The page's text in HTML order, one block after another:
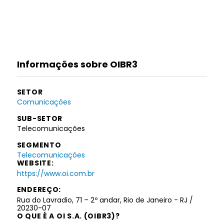
Informações sobre OIBR3
SETOR
Comunicações
SUB-SETOR
Telecomunicações
SEGMENTO
Telecomunicações
WEBSITE:
https://www.oi.com.br
ENDEREÇO:
Rua do Lavradio, 71 – 2º andar, Rio de Janeiro - RJ /
20230-07
O QUE É A OI S.A. (OIBR3)?